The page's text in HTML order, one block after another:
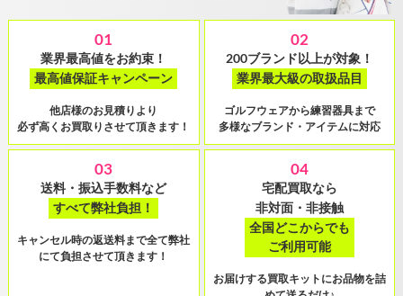
01
業界最高値をお約束！
最高値保証キャンペーン
他店様のお見積りより
必ず高くお買取りさせて頂きます！
02
200ブランド以上が対象！
業界最大級の取扱品目
ゴルフウェアから練習器具まで
多様なブランド・アイテムに対応
03
送料・振込手数料など
すべて弊社負担！
キャンセル時の返送料まで全て弊社
にて負担させて頂きます！
04
宅配買取なら
非対面・非接触
全国どこからでも
ご利用可能
お届けする買取キットにお品物を詰